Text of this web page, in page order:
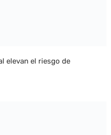
elevan el riesgo de